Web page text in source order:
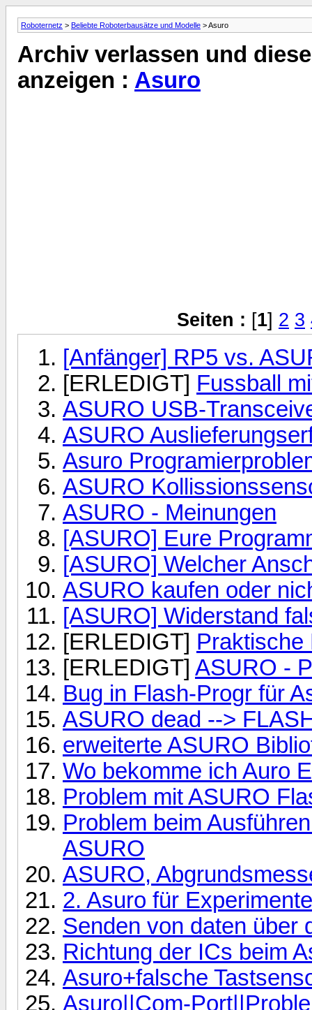
Roboternetz > Beliebte Roboterbausätze und Modelle > Asuro
Archiv verlassen und
anzeigen : Asuro
Seiten : [1] 2 3
[Anfänger] RP5 vs.
[ERLEDIGT] Fussball
ASURO USB-
ASURO
Asuro
ASURO
ASURO - Meinungen
[ASURO] Eure
[ASURO] Welcher
ASURO kaufen oder
[ASURO] Widerstand
[ERLEDIGT] Praktische
[ERLEDIGT] ASURO -
Bug in Flash-Progr für
ASURO dead -->
erweiterte ASURO
Wo bekomme ich Auro
Problem mit ASURO
Problem beim
ASURO
ASURO,
2. Asuro für
Senden von daten über
Richtung der ICs beim
Asuro+falsche
Asuro||Com-